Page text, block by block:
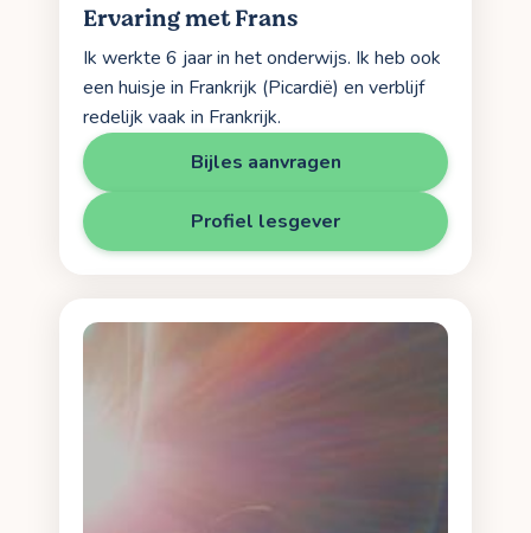
Ervaring met Frans
Ik werkte 6 jaar in het onderwijs. Ik heb ook
een huisje in Frankrijk (Picardië) en verblijf
redelijk vaak in Frankrijk.
Bijles aanvragen
Profiel lesgever